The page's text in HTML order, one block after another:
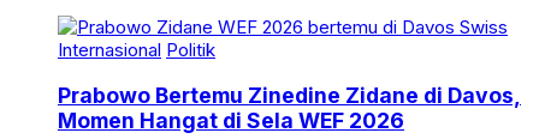
Internasional Politik
Prabowo Bertemu Zinedine Zidane di Davos,
Momen Hangat di Sela WEF 2026